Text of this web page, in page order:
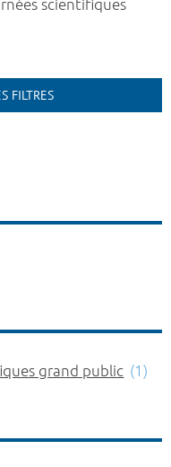
scientifiques
FILTRES
grand public (1)